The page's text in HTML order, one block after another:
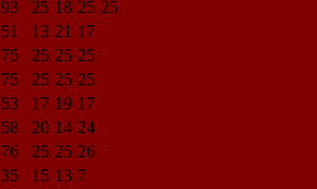
93 25 18 25 25
51 13 21 17
75 25 25 25
75 25 25 25
53 17 19 17
58 20 14 24
76 25 25 26
35 15 13 7